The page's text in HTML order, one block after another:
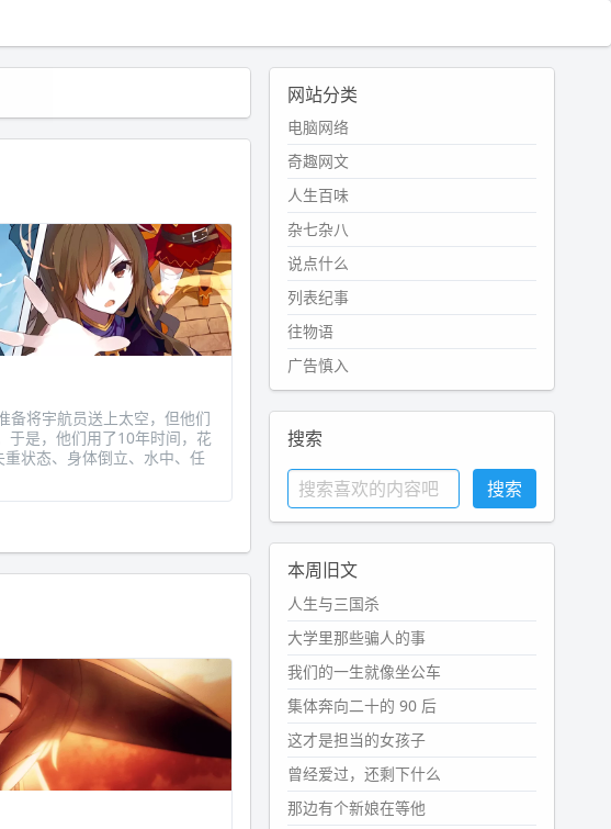
备将宇航员送上太空，但他们
于是，他们用了10年时间，花
状态、身体倒立、水中、任
网站分类
电脑网络
奇趣网文
人生百味
杂七杂八
说点什么
列表纪事
往物语
广告慎入
搜索
本周旧文
人生与三国杀
大学里那些骗人的事
我们的一生就像坐公车
集体奔向二十的 90 后
这才是担当的女孩子
曾经爱过，还剩下什么
那边有个新娘在等他